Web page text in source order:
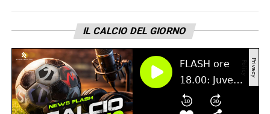
IL CALCIO DEL GIORNO